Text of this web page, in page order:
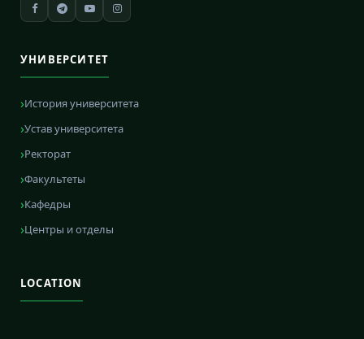
УНИВЕРСИТЕТ
История университета
Устав университета
Ректорат
Факультеты
Кафедры
Центры и отделы
LOCATION